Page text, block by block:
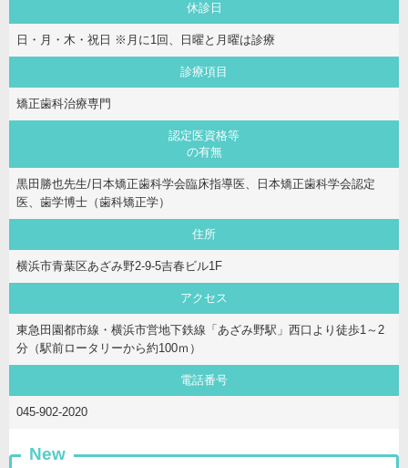
休診日
日・月・木・祝日 ※月に1回、日曜と月曜は診療
診療項目
矯正歯科治療専門
認定医資格等
の有無
黒田勝也先生/日本矯正歯科学会臨床指導医、日本矯正歯科学会認定
医、歯学博士（歯科矯正学）
住所
横浜市青葉区あざみ野2-9-5吉春ビル1F
アクセス
東急田園都市線・横浜市営地下鉄線「あざみ野駅」西口より徒歩1～2
分（駅前ロータリーから約100ｍ）
電話番号
045-902-2020
New